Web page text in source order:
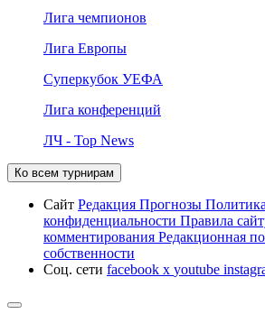
Лига чемпионов
Лига Европы
Суперкубок УЕФА
Лига конференций
ЛЧ - Top News
Ко всем турнирам
Сайт Редакция Прогнозы Политика
конфиденциальности Правила
комментирования Редакционная
собственности
Соц. сети facebook x youtube